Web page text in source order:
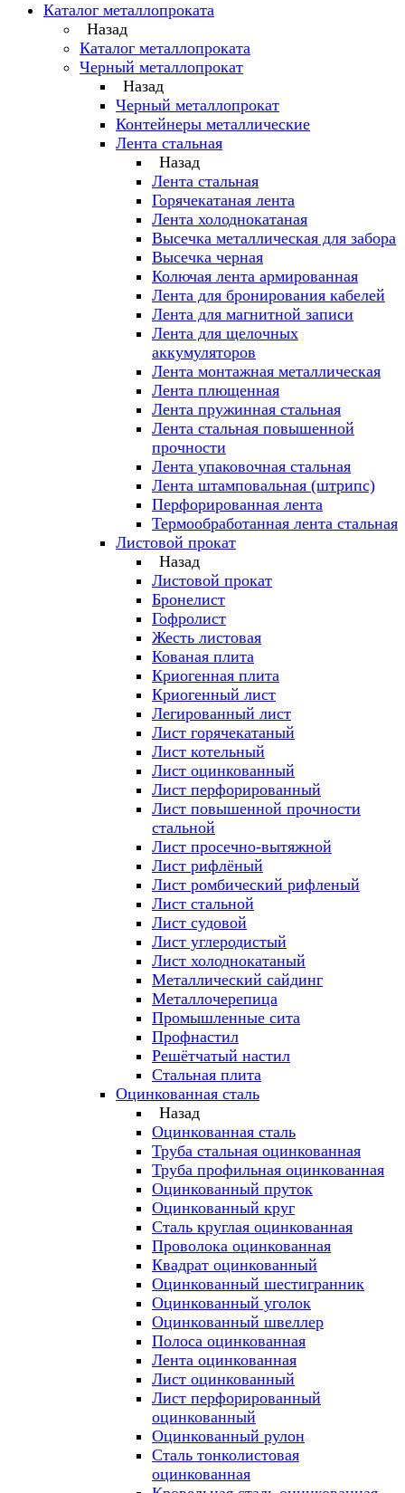
Каталог металлопроката
Назад
Каталог металлопроката
Черный металлопрокат
Назад
Черный металлопрокат
Контейнеры металлические
Лента стальная
Назад
Лента стальная
Горячекатаная лента
Лента холоднокатаная
Высечка металлическая для забора
Высечка черная
Колючая лента армированная
Лента для бронирования кабелей
Лента для магнитной записи
Лента для щелочных
аккумуляторов
Лента монтажная металлическая
Лента плющенная
Лента пружинная стальная
Лента стальная повышенной
прочности
Лента упаковочная стальная
Лента штамповальная (штрипс)
Перфорированная лента
Термообработанная лента стальная
Листовой прокат
Назад
Листовой прокат
Бронелист
Гофролист
Жесть листовая
Кованая плита
Криогенная плита
Криогенный лист
Легированный лист
Лист горячекатаный
Лист котельный
Лист оцинкованный
Лист перфорированный
Лист повышенной прочности
стальной
Лист просечно-вытяжной
Лист рифлёный
Лист ромбический рифленый
Лист стальной
Лист судовой
Лист углеродистый
Лист холоднокатаный
Металлический сайдинг
Металлочерепица
Промышленные сита
Профнастил
Решётчатый настил
Стальная плита
Оцинкованная сталь
Назад
Оцинкованная сталь
Труба стальная оцинкованная
Труба профильная оцинкованная
Оцинкованный пруток
Оцинкованный круг
Сталь круглая оцинкованная
Проволока оцинкованная
Квадрат оцинкованный
Оцинкованный шестигранник
Оцинкованный уголок
Оцинкованный швеллер
Полоса оцинкованная
Лента оцинкованная
Лист оцинкованный
Лист перфорированный
оцинкованный
Оцинкованный рулон
Сталь тонколистовая
оцинкованная